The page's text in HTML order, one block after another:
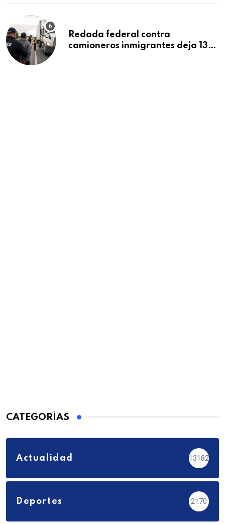
Redada federal contra
camioneros inmigrantes deja 137
CATEGORÍAS
Actualidad 13182
Deportes 2170